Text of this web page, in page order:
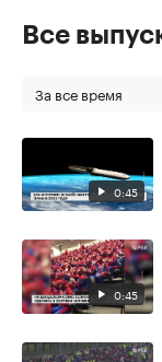
Все
За все время
0:45
0:45